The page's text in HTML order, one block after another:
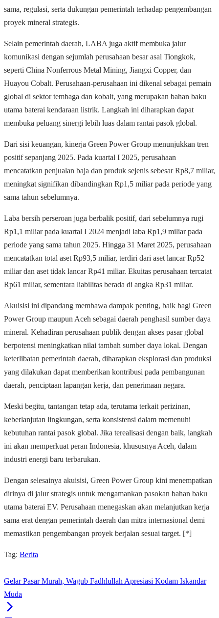
sama, regulasi, serta dukungan pemerintah terhadap pengembangan
proyek mineral strategis.
Selain pemerintah daerah, LABA juga aktif membuka jalur
komunikasi dengan sejumlah perusahaan besar asal Tiongkok,
seperti China Nonferrous Metal Mining, Jiangxi Copper, dan
Huayou Cobalt. Perusahaan-perusahaan ini dikenal sebagai pemain
global di sektor tembaga dan kobalt, yang merupakan bahan baku
utama baterai kendaraan listrik. Langkah ini diharapkan dapat
membuka peluang sinergi lebih luas dalam rantai pasok global.
Dari sisi keuangan, kinerja Green Power Group menunjukkan tren
positif sepanjang 2025. Pada kuartal I 2025, perusahaan
mencatatkan penjualan baja dan produk sejenis sebesar Rp8,7 miliar,
meningkat signifikan dibandingkan Rp1,5 miliar pada periode yang
sama tahun sebelumnya.
Laba bersih perseroan juga berbalik positif, dari sebelumnya rugi
Rp1,1 miliar pada kuartal I 2024 menjadi laba Rp1,9 miliar pada
periode yang sama tahun 2025. Hingga 31 Maret 2025, perusahaan
mencatatkan total aset Rp93,5 miliar, terdiri dari aset lancar Rp52
miliar dan aset tidak lancar Rp41 miliar. Ekuitas perusahaan tercatat
Rp61 miliar, sementara liabilitas berada di angka Rp31 miliar.
Akuisisi ini dipandang membawa dampak penting, baik bagi Green
Power Group maupun Aceh sebagai daerah penghasil sumber daya
mineral. Kehadiran perusahaan publik dengan akses pasar global
berpotensi meningkatkan nilai tambah sumber daya lokal. Dengan
keterlibatan pemerintah daerah, diharapkan eksplorasi dan produksi
yang dilakukan dapat memberikan kontribusi pada pembangunan
daerah, penciptaan lapangan kerja, dan penerimaan negara.
Meski begitu, tantangan tetap ada, terutama terkait perizinan,
keberlanjutan lingkungan, serta konsistensi dalam memenuhi
kebutuhan rantai pasok global. Jika terealisasi dengan baik, langkah
ini akan memperkuat peran Indonesia, khususnya Aceh, dalam
industri energi baru terbarukan.
Dengan selesainya akuisisi, Green Power Group kini menempatkan
dirinya di jalur strategis untuk mengamankan pasokan bahan baku
utama baterai EV. Perusahaan menegaskan akan melanjutkan kerja
sama erat dengan pemerintah daerah dan mitra internasional demi
memastikan pengembangan proyek berjalan sesuai target. [*]
Tag: Berita
Gelar Pasar Murah, Wagub Fadhlullah Apresiasi Kodam Iskandar
Muda